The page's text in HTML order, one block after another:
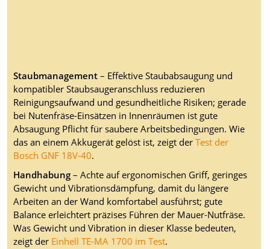
Staubmanagement– Effektive Staubabsaugung und
kompatibler Staubsaugeranschluss reduzieren
Reinigungsaufwand und gesundheitliche Risiken; gerade
bei Nutenfräse-Einsätzen in Innenräumen ist gute
Absaugung Pflicht für saubere Arbeitsbedingungen. Wie
das an einem Akkugerät gelöst ist, zeigt derTest der
Bosch GNF 18V-40.
Handhabung– Achte auf ergonomischen Griff, geringes
Gewicht und Vibrationsdämpfung, damit du längere
Arbeiten an der Wand komfortabel ausführst; gute
Balance erleichtert präzises Führen der Mauer-Nutfräse.
Was Gewicht und Vibration in dieser Klasse bedeuten,
zeigt der Einhell TE-MA 1700 im Test.